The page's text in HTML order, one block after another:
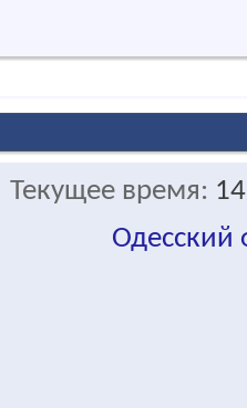
Текущее время:
Одесский